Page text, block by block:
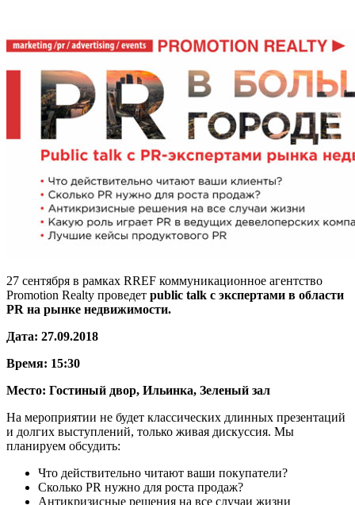
27 сентября в рамках RREF коммуникационное агентство
Promotion Realty проведет public talk с экспертами в области
PR на рынке недвижимости.
Дата: 27.09.2018
Время: 15:30
Место: Гостиный двор, Ильинка, Зеленый зал
На мероприятии не будет классических длинных презентаций
и долгих выступлений, только живая дискуссия. Мы
планируем обсудить:
Что действительно читают ваши покупатели?
Сколько PR нужно для роста продаж?
Антикризисные решения на все случаи жизни